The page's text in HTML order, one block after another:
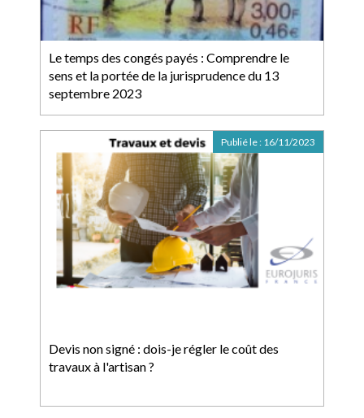
Le temps des congés payés : Comprendre le
sens et la portée de la jurisprudence du 13
septembre 2023
Devis non signé : dois-je régler le coût des
travaux à l'artisan ?
Publié le : 16/11/2023